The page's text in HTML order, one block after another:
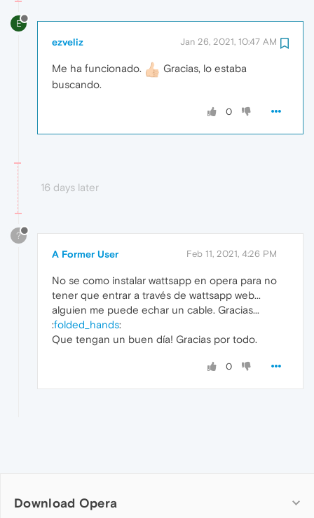
E
ezveliz Jan 26, 2021, 10:47 AM
Me ha funcionado.
Gracias, lo estaba
buscando.
0
16 days later
?
A Former User Feb 11, 2021, 4:26 PM
No se como instalar wattsapp en opera para no
tener que entrar a través de wattsapp web...
alguien me puede echar un cable. Gracias...
:folded_hands:
Que tengan un buen día! Gracias por todo.
0
Download Opera